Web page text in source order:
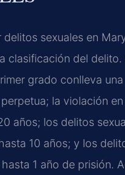
delitos sexuales en
clasificación del delito.
grado conlleva
la violación
años; los delitos
10 años; y los
1 año de prisión.